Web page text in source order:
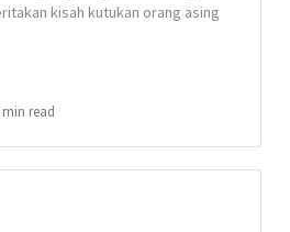
kisah kutukan orang asing
min read